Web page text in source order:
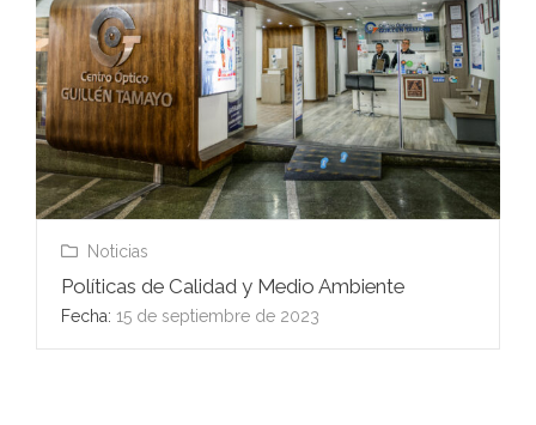
Noticias
Políticas de Calidad y Medio Ambiente
Fecha: 15 de septiembre de 2023